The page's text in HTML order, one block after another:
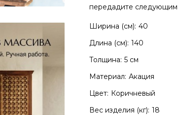
передадите следующим
Ширина (см): 40
Длина (см): 140
Толщина: 5 см
Материал: Акация
Цвет: Коричневый
Вес изделия (кг): 18